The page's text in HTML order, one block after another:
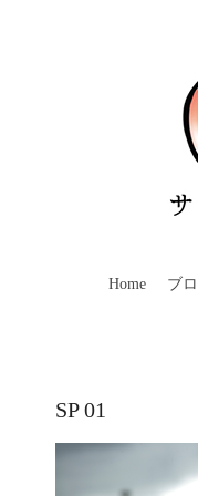
Home ブ
SP 01